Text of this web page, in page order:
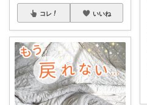
コレ いいね